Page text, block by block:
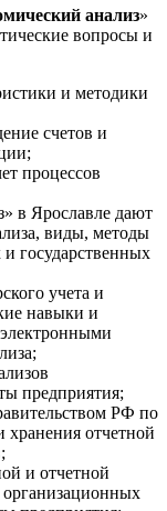
анализ»
вопросы и
и методики
счетов и
процессов
в Ярославле дают
виды, методы
государственных
учета и
навыки и
предприятия;
РФ по
хранения отчетной
и отчетной